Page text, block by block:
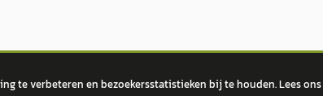
te verbeteren en bezoekersstatistieken bij te houden. Lees ons